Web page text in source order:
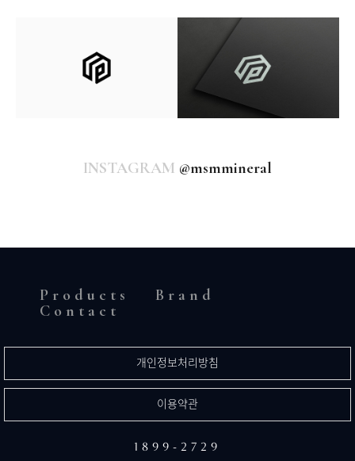
INSTAGRAM @msmmineral
Products
Brand
Contact
개인정보처리방침
이용약관
1899-2729